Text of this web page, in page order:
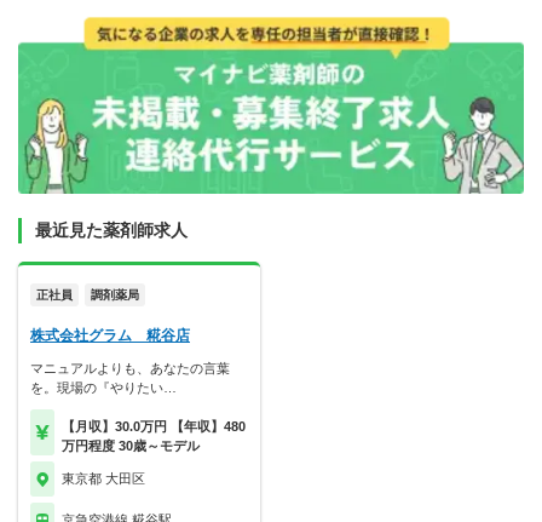
最近見た薬剤師求人
正社員 調剤薬局
株式会社グラム 糀谷店
マニュアルよりも、あなたの言葉
を。現場の『やりたい…
【月収】30.0万円 【年収】480
万円程度 30歳～モデル
東京都 大田区